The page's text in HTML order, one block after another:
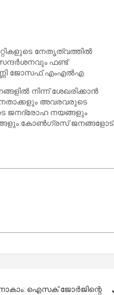
നേതൃത്വത്തില്‍
ഫണ്ട്
സണ്ണി ജോസഫ് എംഎല്‍എ.
നിന്ന് ശേഖരിക്കാന്‍
അവരവരുടെ
ജനദ്രോഹ നയങ്ങളും
കോണ്‍ഗ്രസ് ജനങ്ങളോട്
ഐസക് ജോര്‍ജിന്റെ